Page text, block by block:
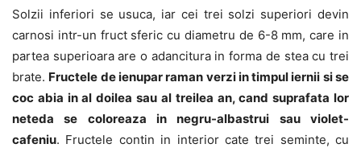
Solzii inferiori se usuca, iar cei trei solzi superiori devin
carnosi intr-un fruct sferic cu diametru de 6-8 mm, care in
partea superioara are o adancitura in forma de stea cu trei
brate. Fructele de ienupar raman verzi in timpul iernii si se
coc abia in al doilea sau al treilea an, cand suprafata lor
neteda se coloreaza in negru-albastrui sau violet-
cafeniu. Fructele contin in interior cate trei seminte, cu